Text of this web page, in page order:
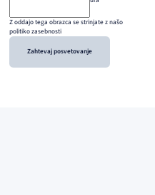
Z oddajo tega obrazca se strinjate z našo
politiko zasebnosti
Zahtevaj posvetovanje